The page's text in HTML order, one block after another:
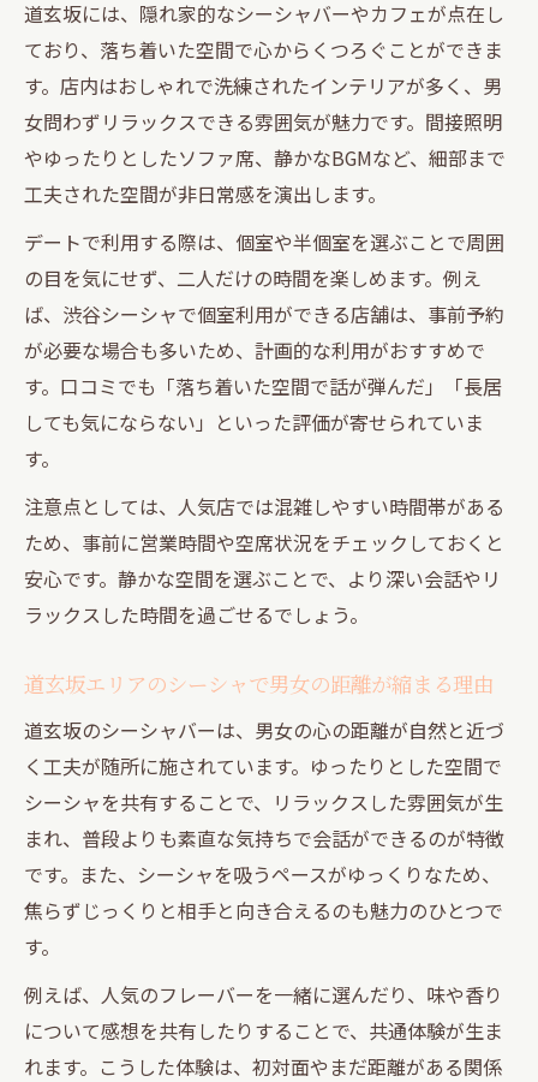
道玄坂には、隠れ家的なシーシャバーやカフェが点在し
ており、落ち着いた空間で心からくつろぐことができま
す。店内はおしゃれで洗練されたインテリアが多く、男
女問わずリラックスできる雰囲気が魅力です。間接照明
やゆったりとしたソファ席、静かなBGMなど、細部まで
工夫された空間が非日常感を演出します。
デートで利用する際は、個室や半個室を選ぶことで周囲
の目を気にせず、二人だけの時間を楽しめます。例え
ば、渋谷シーシャで個室利用ができる店舗は、事前予約
が必要な場合も多いため、計画的な利用がおすすめで
す。口コミでも「落ち着いた空間で話が弾んだ」「長居
しても気にならない」といった評価が寄せられていま
す。
注意点としては、人気店では混雑しやすい時間帯がある
ため、事前に営業時間や空席状況をチェックしておくと
安心です。静かな空間を選ぶことで、より深い会話やリ
ラックスした時間を過ごせるでしょう。
道玄坂エリアのシーシャで男女の距離が縮まる理由
道玄坂のシーシャバーは、男女の心の距離が自然と近づ
く工夫が随所に施されています。ゆったりとした空間で
シーシャを共有することで、リラックスした雰囲気が生
まれ、普段よりも素直な気持ちで会話ができるのが特徴
です。また、シーシャを吸うペースがゆっくりなため、
焦らずじっくりと相手と向き合えるのも魅力のひとつで
す。
例えば、人気のフレーバーを一緒に選んだり、味や香り
について感想を共有したりすることで、共通体験が生ま
れます。こうした体験は、初対面やまだ距離がある関係